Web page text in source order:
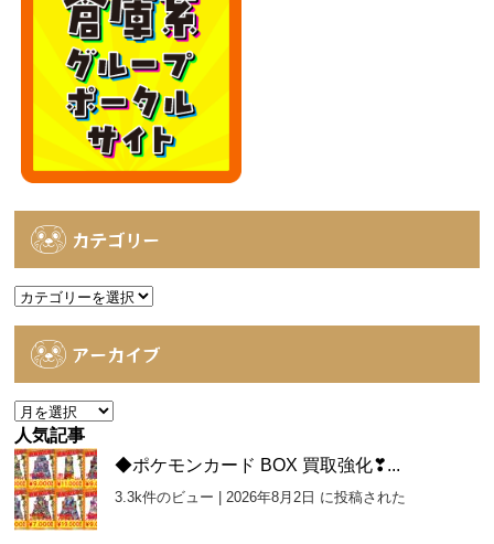
カテゴリー
カ
アーカイブ
ア
ー
カ
イ
ブ
人気記事
◆ポケモンカード BOX 買取強化❣...
3.3k件のビュー |2026年8月2日 に投稿された